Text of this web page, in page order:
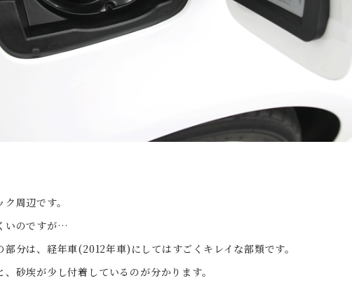
周辺です。
いのですが…
分は、経年車(2012年車)にしてはすごくキレイな部類です。
砂埃が少し付着しているのが分かります。